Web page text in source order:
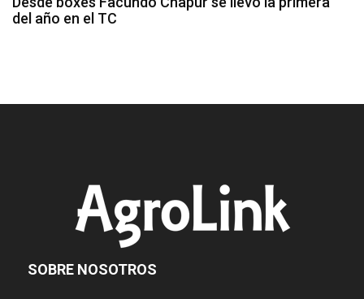
del año en el TC
SOBRE NOSOTROS